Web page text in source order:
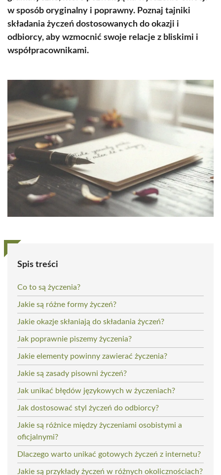
w sposób oryginalny i poprawny. Poznaj tajniki
składania życzeń dostosowanych do okazji i
odbiorcy, aby wzmocnić swoje relacje z bliskimi i
współpracownikami.
Spis treści
Co to są życzenia?
Jakie są różne formy życzeń?
Jakie okazje skłaniają do składania życzeń?
Jak poprawnie piszemy życzenia?
Jakie elementy powinny zawierać życzenia?
Jakie są zasady pisowni życzeń?
Jak unikać błędów językowych w życzeniach?
Jak dostosować styl życzeń do odbiorcy?
Jakie są różnice między życzeniami osobistymi a
oficjalnymi?
Dlaczego warto unikać gotowych życzeń z internetu?
Jakie są przykłady życzeń w różnych okolicznościach?